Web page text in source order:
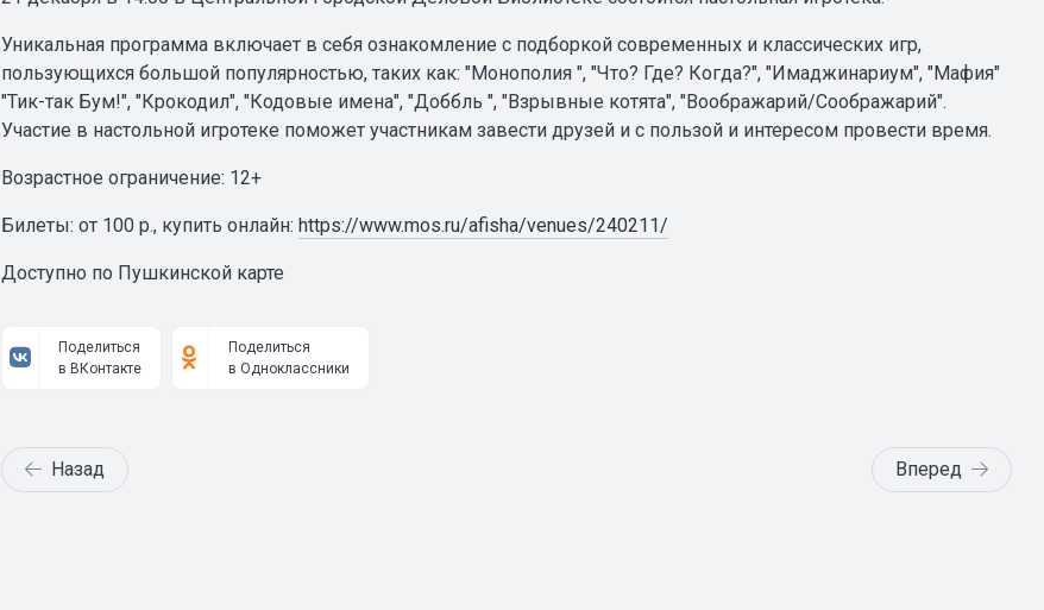
Уникальная программа включает в себя ознакомление с подборкой современных и классических игр,
пользующихся большой популярностью, таких как: "Монополия ", "Что? Где? Когда?", "Имаджинариум", "Мафия"
"Тик-так Бум!", "Крокодил", "Кодовые имена", "Доббль ", "Взрывные котята", "Воображарий/Соображарий".
Участие в настольной игротеке поможет участникам завести друзей и с пользой и интересом провести время.
Возрастное ограничение: 12+
Билеты: от 100 р., купить онлайн: https://www.mos.ru/afisha/venues/240211/
Доступно по Пушкинской карте
Поделиться
в ВКонтакте
Поделиться
в Одноклассники
Назад Вперед